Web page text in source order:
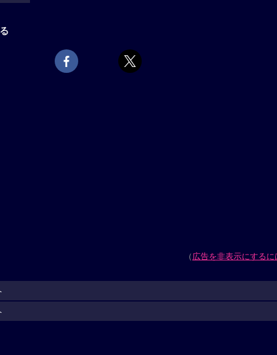
（広告を非表示にするに